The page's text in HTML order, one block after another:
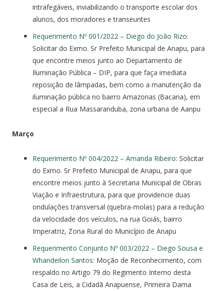
intrafegáveis, inviabilizando o transporte escolar dos
alunos, dos moradores e transeuntes
Requerimento Nº 001/2022 – Diego do João Rizo:
Solicitar do Exmo. Sr Prefeito Municipal de Anapu, para
que encontre meios junto ao Departamento de
Iluminação Pública – DIP, para que faça imediata
reposição de lâmpadas, bem como a manutenção da
iluminação pública no bairro Amazonas (Bacana), em
especial a Rua Massaranduba, zona urbana de Aanpu
Março
Requerimento Nº 004/2022 – Amanda Ribeiro: Solicitar
do Exmo. Sr Prefeito Municipal de Anapu, para que
encontre meios junto à Secretaria Municipal de Obras
Viação e Infraestrutura, para que providencie duas
ondulações transversal (quebra-molas) para a redução
da velocidade dos veículos, na rua Goiás, bairro
Imperatriz, Zona Rural do Município de Anapu
Requerimento Conjunto Nº 003/2022 – Diego Sousa e
Whandeilon Santos: Moção de Reconhecimento, com
respaldo no Artigo 79 do Regimento Interno desta
Casa de Leis, a Cidadã Anapuense, Primeira Dama